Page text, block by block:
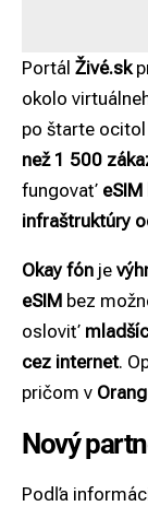
Portál Živé.sk
okolo
po štarte ocitol
než 1 500
fungovať
infraštruktúry
Okay fón je
eSIM bez
osloviť
cez internet.
pričom v
Nový
Podľa